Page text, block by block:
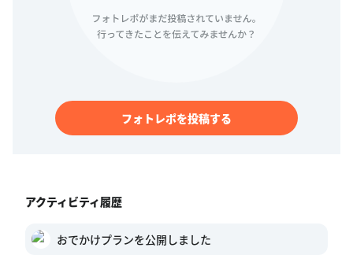
フォトレポを投稿する
アクティビティ履歴
おでかけプランを公開しました